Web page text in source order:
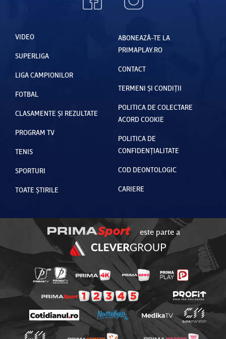
VIDEO
SUPERLIGA
LIGA CAMPIONILOR
FOTBAL
CLASAMENTE ȘI REZULTATE
PROGRAM TV
TENIS
SPORTURI
TOATE ȘTIRILE
ABONEAZĂ-TE LA
PRIMAPLAY.RO
CONTACT
TERMENI ȘI CONDIȚII
POLITICA DE COLECTARE
ACORD COOKIE
POLITICA DE
CONFIDENȚIALITATE
COD DEONTOLOGIC
CARIERE
este parte a